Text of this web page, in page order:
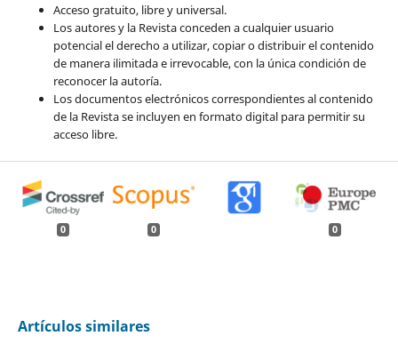
Acceso gratuito, libre y universal.
Los autores y la Revista conceden a cualquier usuario
potencial el derecho a utilizar, copiar o distribuir el contenido
de manera ilimitada e irrevocable, con la única condición de
reconocer la autoría.
Los documentos electrónicos correspondientes al contenido
de la Revista se incluyen en formato digital para permitir su
acceso libre.
0 0 0
Artículos similares